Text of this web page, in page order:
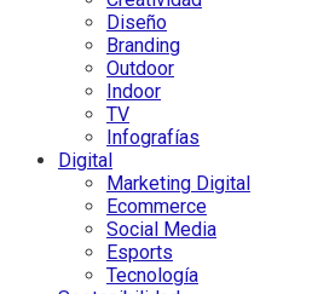
Diseño
Branding
Outdoor
Indoor
TV
Infografías
Digital
Marketing Digital
Ecommerce
Social Media
Esports
Tecnología